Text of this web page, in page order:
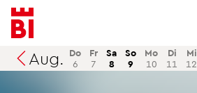
In­
halt
an­
sprin­
Menü
an­
sprin­
gen
Suche
an­
sprin­
genAug. Do
6
Fr
7
Sa
8
So
9
Mo
10
Di
11
Mi
12